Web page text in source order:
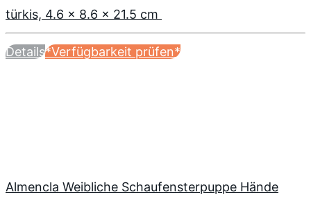
türkis, 4.6 x 8.6 x 21.5 cm
Details*Verfügbarkeit prüfen*
Almencla Weibliche Schaufensterpuppe Hände